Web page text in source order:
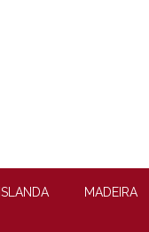
ISLANDA MADEIRA